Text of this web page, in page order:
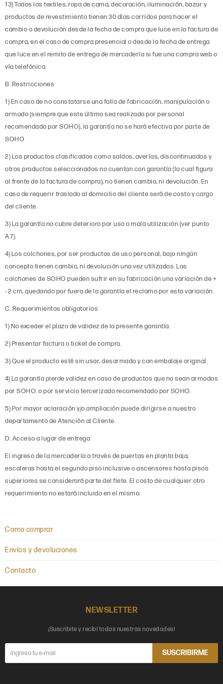
13) Todos los textiles, ropa de cama, decoración, iluminación, bazar y
productos de revestimiento tienen 30 días corridos para hacer el
cambio o devolución desde la fecha de compra que luce en la factura de
compra, en el caso de compra presencial o desde la fecha de entrega
que luce en el remito de entrega de mercadería si fue una compra web o
vía telefónica.
B. Restricciones
1) En caso de no constatarse una falla de fabricación, manipulación o
armado (siempre que este último sea realizado por personal
recomendado por SOHO), la garantía no se hará efectiva por parte de
SOHO
2) Los productos clasificados como saldos, averías, discontinuados y
otros productos seleccionados no cuentan con garantía (lo cual figura
al frente de la factura de compra); no tienen cambio, ni devolución. En
caso de requerir traslado al domicilio del cliente será de costo y cargo
del cliente.
3) La garantía no cubre deterioro por uso o mala utilización (ver punto
A.7).
4) Los colchones, por ser productos de uso personal, bajo ningún
concepto tienen cambio, ni devolución una vez utilizados. Los
colchones de SOHO pueden sufrir en su fabricación una variación de +
- 2 cm, quedando por fuera de la garantía el reclamo por esta variación.
C. Requerimientos obligatorios
1) No exceder el plazo de validez de la presente garantía.
2) Presentar factura o ticket de compra.
3) Que el producto esté sin usar, desarmado y con embalaje original.
4) La garantía pierde validez en caso de productos que no sean armados
por SOHO. o por servicio tercerizado recomendado por SOHO.
5) Por mayor aclaración y/o ampliación puede dirigirse a nuestro
departamento de Atención al Cliente.
D. Acceso a lugar de entrega
El ingreso de la mercadería a través de puertas en planta baja,
escaleras hasta el segundo piso inclusive o ascensores hasta pisos
superiores se considerará parte del flete. El costo de cualquier otro
requerimiento no estará incluido en el mismo.
Como comprar
Envíos y devoluciones
Contacto
NEWSLETTER
¡Suscribite y recibí todas nuestras novedades!
SUSCRIBIRME